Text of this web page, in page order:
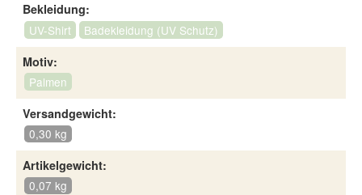
Bekleidung:
UV-Shirt
Badekleidung (UV Schutz)
Motiv:
Palmen
Versandgewicht:
0,30 kg
Artikelgewicht:
0,07 kg